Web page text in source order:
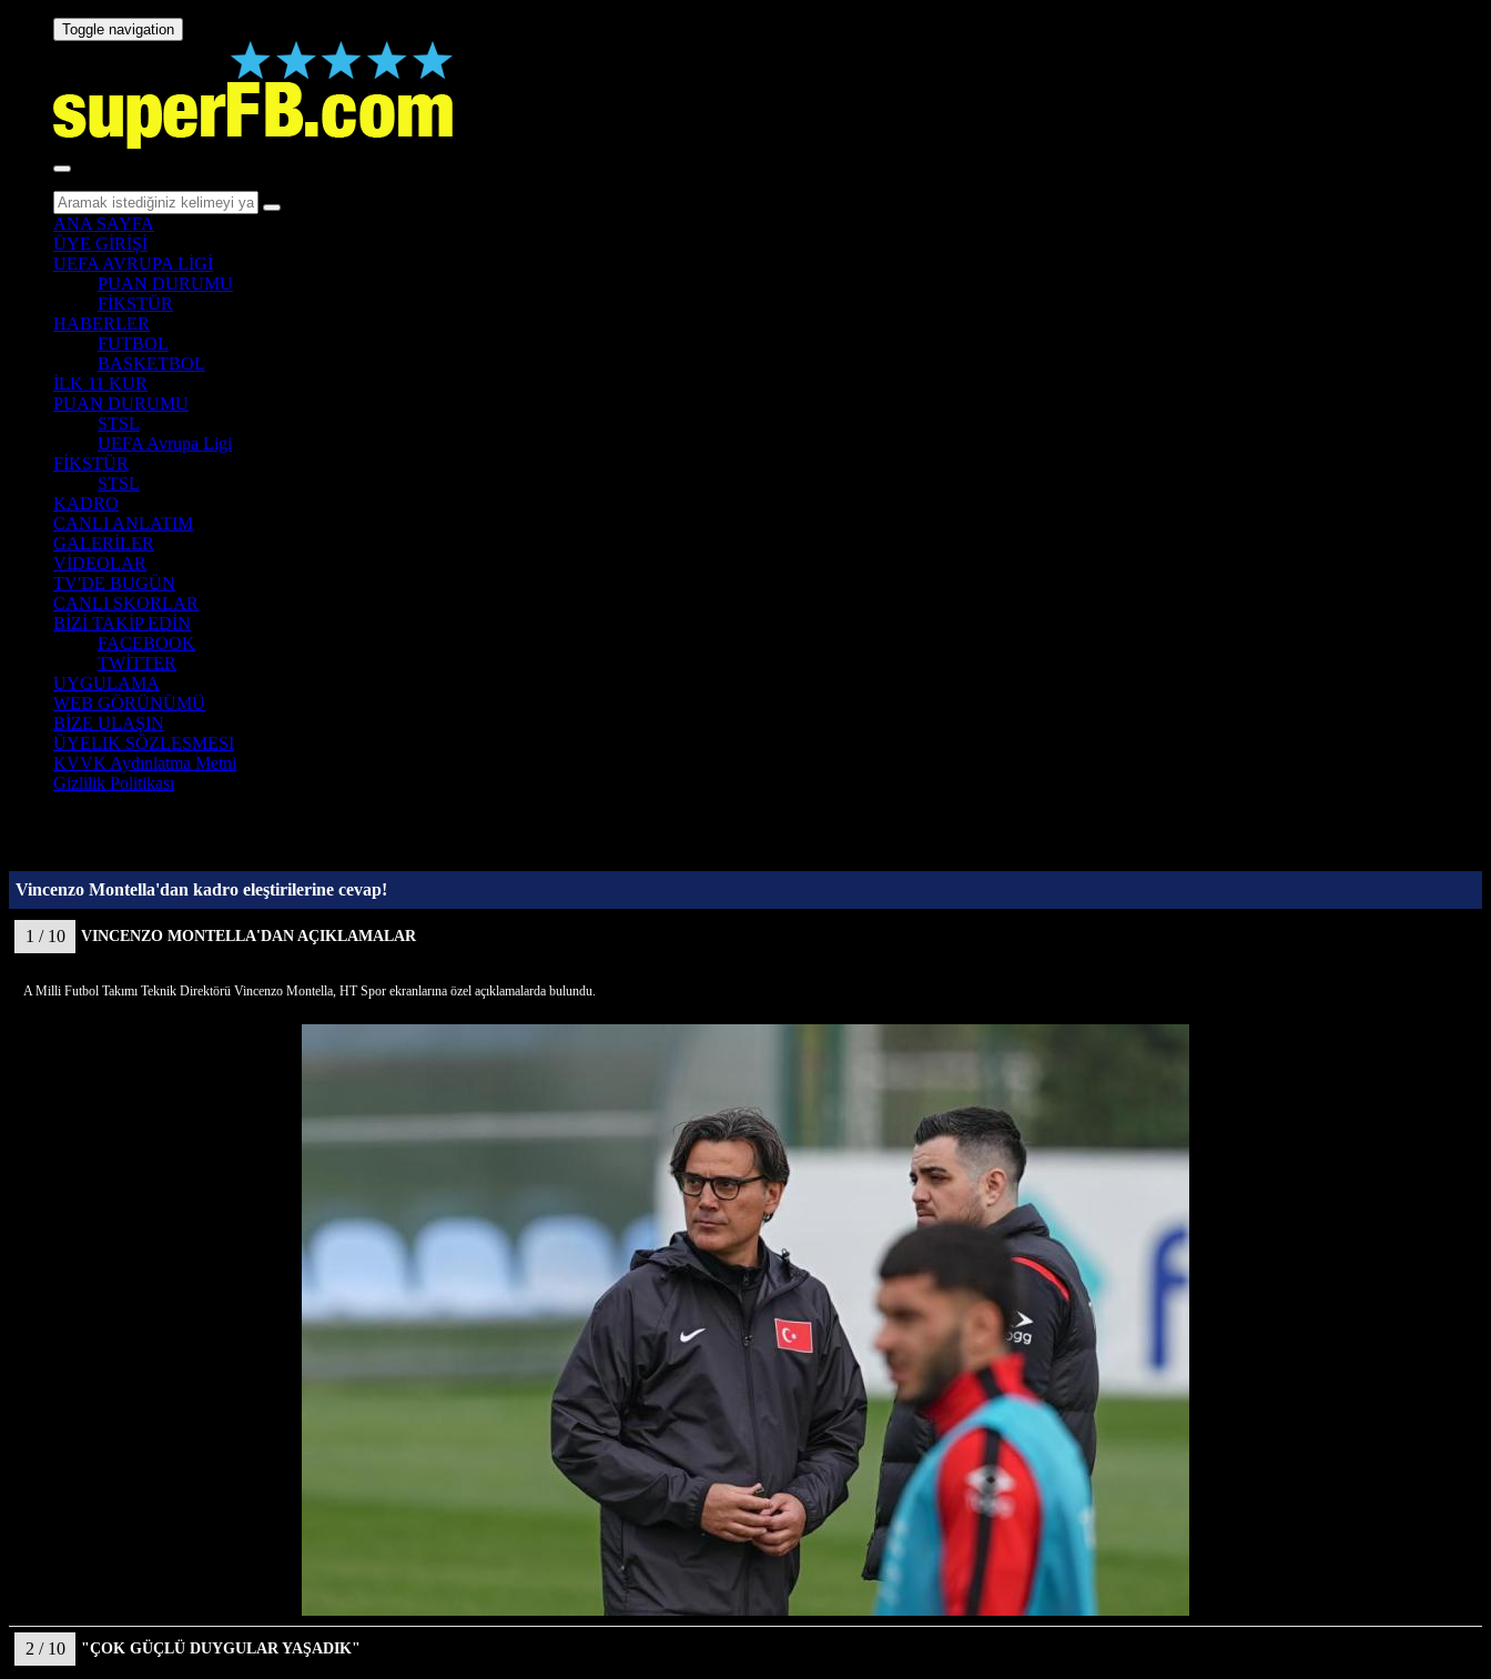
Toggle navigation
ANA SAYFA
ÜYE GİRİŞİ
UEFA AVRUPA LİGİ
PUAN DURUMU
FİKSTÜR
HABERLER
FUTBOL
BASKETBOL
İLK 11 KUR
PUAN DURUMU
STSL
UEFA Avrupa Ligi
FİKSTÜR
STSL
KADRO
CANLI ANLATIM
GALERİLER
VİDEOLAR
TV'DE BUGÜN
CANLI SKORLAR
BİZİ TAKİP EDİN
FACEBOOK
TWİTTER
UYGULAMA
WEB GÖRÜNÜMÜ
BİZE ULAŞIN
ÜYELIK SÖZLESMESI
KVVK Aydınlatma Metni
Gizlilik Politikası
Vincenzo Montella'dan kadro eleştirilerine cevap!
1 / 10 VINCENZO MONTELLA'DAN AÇIKLAMALAR
A Milli Futbol Takımı Teknik Direktörü Vincenzo Montella, HT Spor ekranlarına özel açıklamalarda bulundu.
2 / 10 "ÇOK GÜÇLÜ DUYGULAR YAŞADIK"